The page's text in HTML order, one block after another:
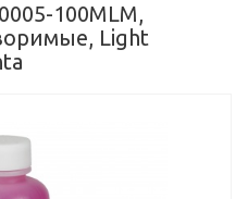
100MLM,
Light